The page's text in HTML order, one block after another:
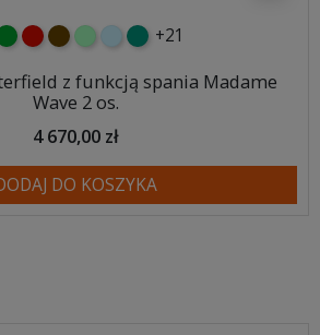
czerwony
czekoladowy
miętowybłękitny
turkusowy
+21
z funkcją spania Madame
Wave 2 os.
4 670,00 zł
DO KOSZYKA